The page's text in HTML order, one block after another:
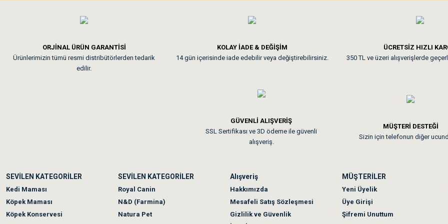
Kedilerim beğeniyorlar. Memnunuz. Uygun fiyatta olması iyi.
Akşam verdiğim sipariş bir sonraki gün elime ulaştı. Jack russell köpeğim severek yedi. Tüy
ORJİNAL ÜRÜN GARANTİSİ
Ürünlerimizin tümü resmi distribütörlerden tedarik
edilir.
KOLAY İADE & DEĞİŞİM
14 gün içerisinde iade edebilir veya değiştirebilirsiniz.
ÜCRETSİZ HIZLI
350 TL ve üzeri alışverişlerde
GÜVENLİ ALIŞVERİŞ
SSL Sertifikası ve 3D ödeme ile güvenli
alışveriş.
MÜŞTERİ DESTEĞİ
Sizin için telefonun diğer
SEVİLEN KATEGORİLER
Kedi Maması
Köpek Maması
Köpek Konservesi
SEVİLEN KATEGORİLER
Royal Canin
N&D (Farmina)
Natura Pet
Alışveriş
Hakkımızda
Mesafeli Satış Sözleşmesi
Gizlilik ve Güvenlik
MÜŞTERİLER
Yeni Üyelik
Üye Girişi
Şifremi Unuttum